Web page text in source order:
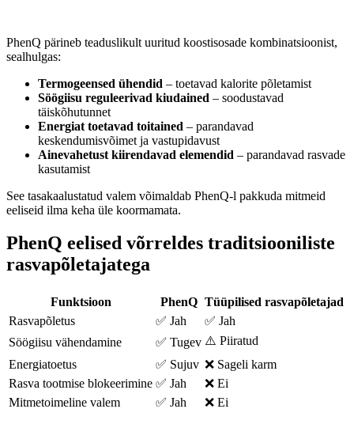
PhenQ pärineb teaduslikult uuritud koostisosade kombinatsioonist,
sealhulgas:
Termogeensed ühendid – toetavad kalorite põletamist
Söögiisu reguleerivad kiudained – soodustavad
täiskõhutunnet
Energiat toetavad toitained – parandavad
keskendumisvõimet ja vastupidavust
Ainevahetust kiirendavad elemendid – parandavad rasvade
kasutamist
See tasakaalustatud valem võimaldab PhenQ-l pakkuda mitmeid
eeliseid ilma keha üle koormamata.
PhenQ eelised võrreldes traditsiooniliste
rasvapõletajatega
Funktsioon PhenQ Tüüpilised rasvapõletajad
Rasvapõletus
✅ Jah
✅ Jah
Söögiisu vähendamine
✅ Tugev ⚠️ Piiratud
Energiatoetus
✅ Sujuv ❌ Sageli karm
Rasva tootmise blokeerimine ✅ Jah
❌ Ei
Mitmetoimeline valem
✅ Jah ❌ Ei